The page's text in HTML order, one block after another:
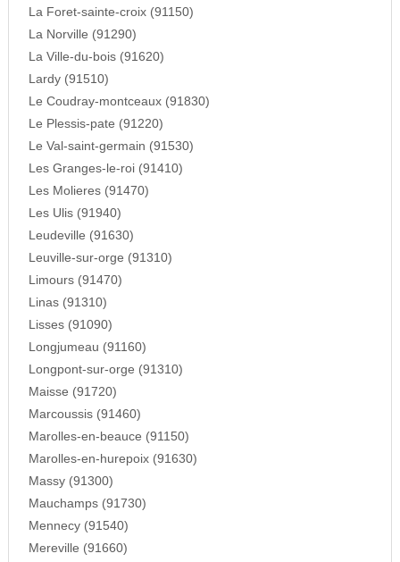
La Foret-sainte-croix (91150)
La Norville (91290)
La Ville-du-bois (91620)
Lardy (91510)
Le Coudray-montceaux (91830)
Le Plessis-pate (91220)
Le Val-saint-germain (91530)
Les Granges-le-roi (91410)
Les Molieres (91470)
Les Ulis (91940)
Leudeville (91630)
Leuville-sur-orge (91310)
Limours (91470)
Linas (91310)
Lisses (91090)
Longjumeau (91160)
Longpont-sur-orge (91310)
Maisse (91720)
Marcoussis (91460)
Marolles-en-beauce (91150)
Marolles-en-hurepoix (91630)
Massy (91300)
Mauchamps (91730)
Mennecy (91540)
Mereville (91660)